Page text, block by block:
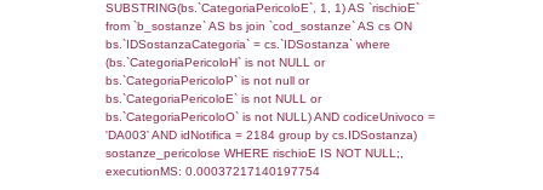
reg_f_territori_limitrofi.Direzione,
reg_f_territori_limitrofi.Denominazione,
_limitrofi.DescAltro FROM
JOIN cod_territori_tipologia ON
(reg_f_territori_limitrofi.IDTipologiaTerritorio =